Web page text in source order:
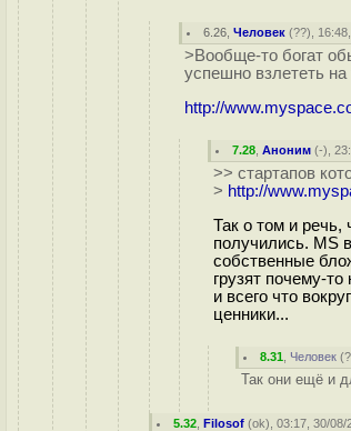
6.26 ,Человек (??),
>Вообще-то богат
успешно взлететь на
http://
7.28 ,Аноним (-),
>> стартапов
> http://
Так о том и речь,
получились. MS
собственные
грузят почему-
и всего что
ценники...
8.31 Человек (
Так они ещё и
5.32 ,Filosof (ok), 03:17, 30/08/